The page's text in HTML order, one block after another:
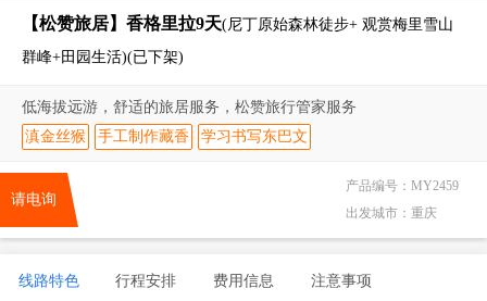
【松赞旅居】香格里拉9天(尼丁原始森林徒步+ 观赏梅里雪山
群峰+田园生活)(已下架)
低海拔远游，舒适的旅居服务，松赞旅行管家服务
滇金丝猴
手工制作藏香 学习书写东巴文
产品编号： MY2459
出发城市： 重庆
请电询
线路特色 行程安排 费用信息 注意事项